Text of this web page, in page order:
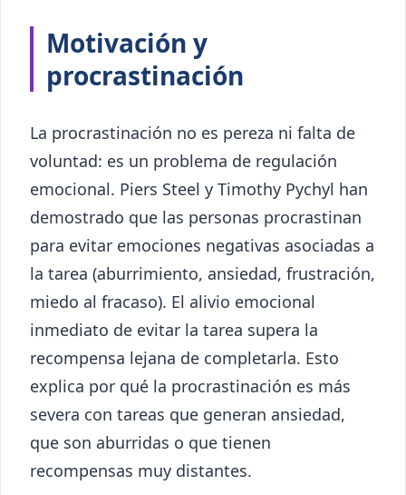
Motivación y
procrastinación
La procrastinación no es pereza ni falta de
voluntad: es un problema de regulación
emocional. Piers Steel y Timothy Pychyl han
demostrado que las personas procrastinan
para evitar emociones negativas asociadas a
la tarea (aburrimiento, ansiedad, frustración,
miedo al fracaso). El alivio emocional
inmediato de evitar la tarea supera la
recompensa lejana de completarla. Esto
explica por qué la procrastinación es más
severa con tareas que generan ansiedad,
que son aburridas o que tienen
recompensas muy distantes.